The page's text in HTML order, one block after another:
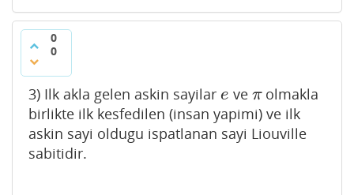
0
0
3) Ilk akla gelen askin sayilar e
e ve π
πolmakla
birlikte ilk kesfedilen (insan yapimi) ve ilk
askin sayi oldugu ispatlanan sayi Liouville
sabitidir.